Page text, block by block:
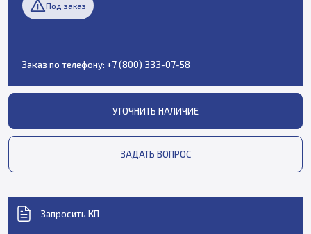
Под заказ
Заказ по телефону: +7 (800) 333-07-58
УТОЧНИТЬ НАЛИЧИЕ
ЗАДАТЬ ВОПРОС
Запросить КП